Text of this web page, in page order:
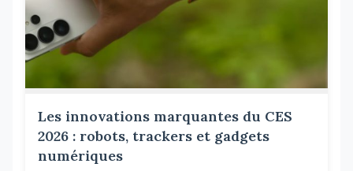
Les innovations marquantes du CES
2026 : robots, trackers et gadgets
numériques